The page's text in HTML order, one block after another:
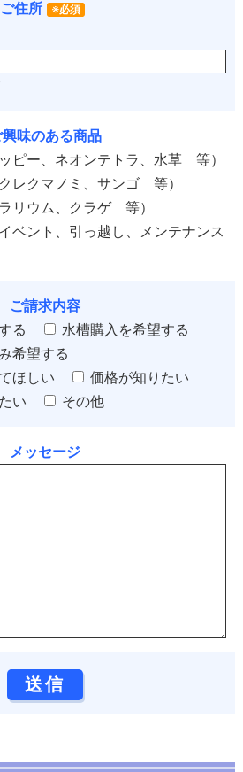
ご住所 ※必須
興味のある商品
ピー、ネオンテトラ、水草 等）
レクマノミ、サンゴ 等）
リウム、クラゲ 等）
ベント、引っ越し、メンテナンス
ご請求内容
る
水槽購入を希望する
希望する
ほしい
価格が知りたい
い
その他
メッセージ